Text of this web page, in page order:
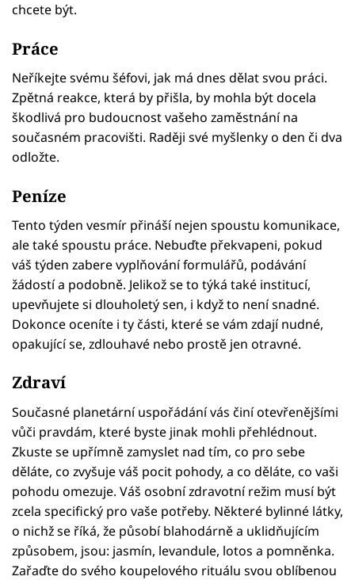
chcete být.
Práce
Neříkejte svému šéfovi, jak má dnes dělat svou práci.
Zpětná reakce, která by přišla, by mohla být docela
škodlivá pro budoucnost vašeho zaměstnání na
současném pracovišti. Raději své myšlenky o den či dva
odložte.
Peníze
Tento týden vesmír přináší nejen spoustu komunikace,
ale také spoustu práce. Nebuďte překvapeni, pokud
váš týden zabere vyplňování formulářů, podávání
žádostí a podobně. Jelikož se to týká také institucí,
upevňujete si dlouholetý sen, i když to není snadné.
Dokonce oceníte i ty části, které se vám zdají nudné,
opakující se, zdlouhavé nebo prostě jen otravné.
Zdraví
Současné planetární uspořádání vás činí otevřenějšími
vůči pravdám, které byste jinak mohli přehlédnout.
Zkuste se upřímně zamyslet nad tím, co pro sebe
děláte, co zvyšuje váš pocit pohody, a co děláte, co vaši
pohodu omezuje. Váš osobní zdravotní režim musí být
zcela specifický pro vaše potřeby. Některé bylinné látky,
o nichž se říká, že působí blahodárně a uklidňujícím
způsobem, jsou: jasmín, levandule, lotos a pomněnka.
Zařaďte do svého koupelového rituálu svou oblíbenou